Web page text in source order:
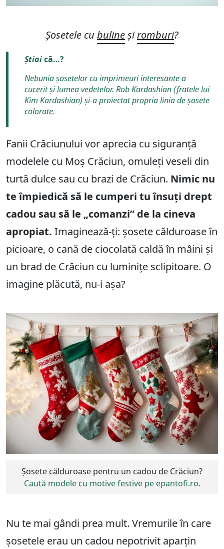
Șosetele cu bulineșiromburi?
Știaică…?
Nebunia șosetelor cu imprimeuri interesante a
cucerit și lumea vedetelor. Rob Kardashian (fratele lui
Kim Kardashian) și-a proiectat propria linia de șosete
colorate.
Fanii Crăciunului vor aprecia cu siguranță
modelele cu Moș Crăciun, omuleți veseli din
turtă dulce sau cu brazi de Crăciun. Nimic nu
te împiedică să le cumperi tu însuți drept
cadou sau să le „comanzi” de la cineva
apropiat. Imaginează-ți: șosete călduroase în
picioare, o cană de ciocolată caldă în mâini și
un brad de Crăciun cu luminițe sclipitoare. O
imagine plăcută, nu-i așa?
Șosete călduroase pentru un cadou de Crăciun?
Caută modele cu motive festive pe epantofi.ro.
Nu te mai gândi prea mult. Vremurile în care
șosetele erau un cadou nepotrivit aparțin